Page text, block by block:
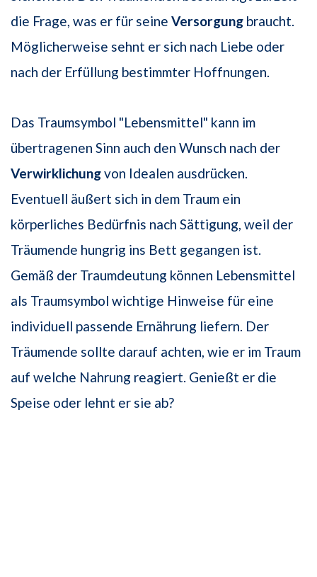
die Frage, was er für seine Versorgung braucht.
Möglicherweise sehnt er sich nach Liebe oder
nach der Erfüllung bestimmter Hoffnungen.
Das Traumsymbol "Lebensmittel" kann im
übertragenen Sinn auch den Wunsch nach der
Verwirklichungvon Idealen ausdrücken.
Eventuell äußert sich in dem Traum ein
körperliches Bedürfnis nach Sättigung, weil der
Träumende hungrig ins Bett gegangen ist.
Gemäß der Traumdeutung können Lebensmittel
als Traumsymbol wichtige Hinweise für eine
individuell passende Ernährung liefern. Der
Träumende sollte darauf achten, wie er im Traum
auf welche Nahrung reagiert. Genießt er die
Speise oder lehnt er sie ab?